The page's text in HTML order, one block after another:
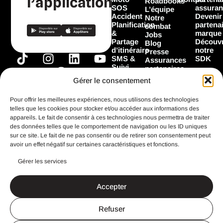
Gérer le consentement
Pour offrir les meilleures expériences, nous utilisons des technologies
telles que les cookies pour stocker et/ou accéder aux informations des
appareils. Le fait de consentir à ces technologies nous permettra de traiter
des données telles que le comportement de navigation ou les ID uniques
sur ce site. Le fait de ne pas consentir ou de retirer son consentement peut
avoir un effet négatif sur certaines caractéristiques et fonctions.
Gérer les services
Accepter
Refuser
T
i
o
k
I
n
a
g
r
a
L
i
n
e
d
i
n
Y
o
u
u
b
e
a
b
o
o
k
SOS
Accident
Planification
&
Partage
d’itinéraire
SMS &
Suivi
Les
Toutes les
fonctionnalités
L’équipe
Notre
combat
Jobs
Blog
Presse
Assurances
partenaires
Marques
partenaires
Devenir
marque
notre
SDK
CGU
Mentions légales
Politique de confidentialité
Search
for:
Search Button
Un site imaginé et réalisé avec ♥️ par